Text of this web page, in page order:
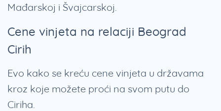
Mađarskoj i Švajcarskoj.
Cene vinjeta na relaciji Beograd
Cirih
Evo kako se kreću cene vinjeta u državama
kroz koje možete proći na svom putu do
Ciriha.